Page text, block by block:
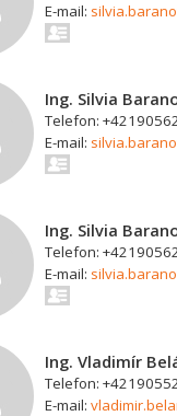
E-mail:
Ing. Silvia
Telefon:
E-mail:
Ing. Silvia
Telefon:
E-mail:
Ing. Vladimír
Telefon:
E-mail: